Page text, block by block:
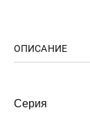
ОПИСАНИЕ
Серия